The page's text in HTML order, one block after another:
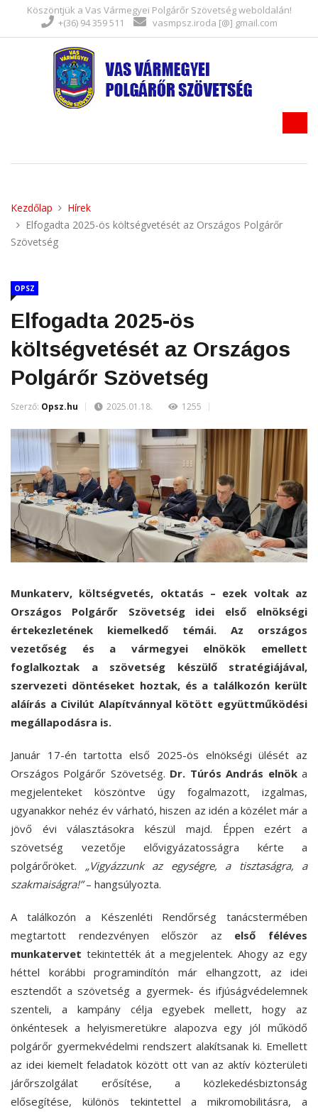
Köszöntjük a Vas Vármegyei Polgárőr Szövetség weboldalán!
+(36) 94 359 511
vasmpsz.iroda [@] gmail.com
Kezdőlap
Hírek
Elfogadta 2025-ös költségvetését az Országos Polgárőr
Szövetség
OPSZ
Elfogadta 2025-ös
költségvetését az Országos
Polgárőr Szövetség
Szerző: Opsz.hu 2025.01.18. 1255
Munkaterv, költségvetés, oktatás – ezek voltak az
Országos Polgárőr Szövetség idei első elnökségi
értekezletének kiemelkedő témái. Az országos
vezetőség és a vármegyei elnökök emellett
foglalkoztak a szövetség készülő stratégiájával,
szervezeti döntéseket hoztak, és a találkozón került
aláírás a Civilút Alapítvánnyal kötött együttműködési
megállapodásra is.
Január 17-én tartotta első 2025-ös elnökségi ülését az
Országos Polgárőr Szövetség. Dr. Túrós András elnöka
megjelenteket köszöntve úgy fogalmazott, izgalmas,
ugyanakkor nehéz év várható, hiszen az idén a közélet már a
jövő évi választásokra készül majd. Éppen ezért a
szövetség vezetője elővigyázatosságra kérte a
polgárőröket. „Vigyázzunk az egységre, a tisztaságra, a
szakmaiságra!”– hangsúlyozta.
A találkozón a Készenléti Rendőrség tanácstermében
megtartott rendezvényen először az első féléves
munkatervet tekintették át a megjelentek. Ahogy az egy
héttel korábbi programindítón már elhangzott, az idei
esztendőt a szövetség a gyermek- és ifjúságvédelemnek
szenteli, a kampány célja egyebek mellett, hogy az
önkéntesek a helyismeretükre alapozva egy jól működő
polgárőr gyermekvédelmi rendszert alakítsanak ki. Emellett
az idei kiemelt feladatok között ott van az aktív közterületi
járőrszolgálat erősítése, a közlekedésbiztonság
elősegítése, különös tekintettel a mikromobilitásra, a